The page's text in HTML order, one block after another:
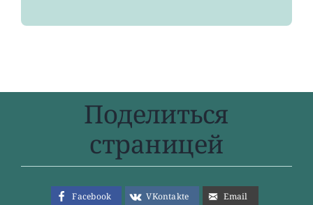
Поделиться
страницей
Facebook VKontakte
Email